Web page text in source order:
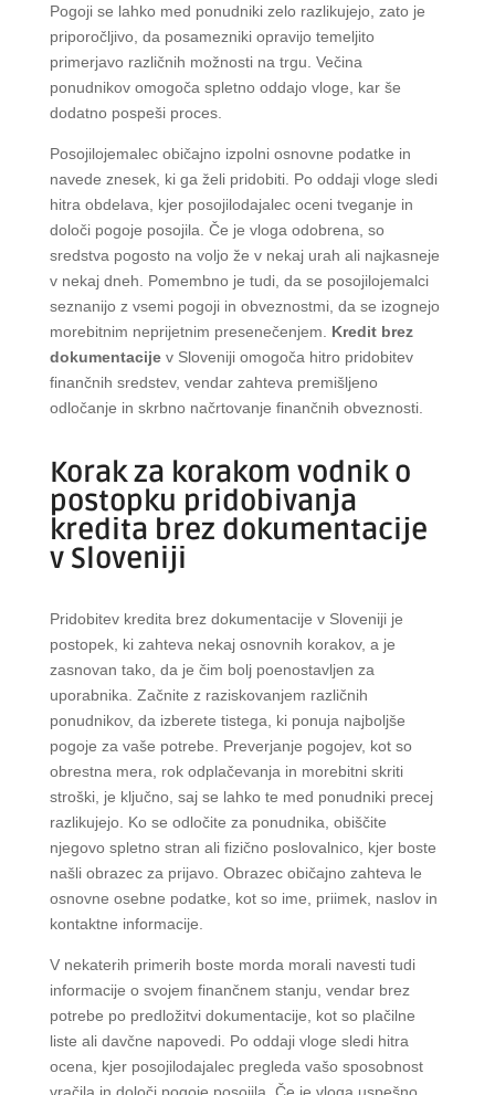
Pogoji se lahko med ponudniki zelo razlikujejo, zato je
priporočljivo, da posamezniki opravijo temeljito
primerjavo različnih možnosti na trgu. Večina
ponudnikov omogoča spletno oddajo vloge, kar še
dodatno pospeši proces.
Posojilojemalec običajno izpolni osnovne podatke in
navede znesek, ki ga želi pridobiti. Po oddaji vloge sledi
hitra obdelava, kjer posojilodajalec oceni tveganje in
določi pogoje posojila. Če je vloga odobrena, so
sredstva pogosto na voljo že v nekaj urah ali najkasneje
v nekaj dneh. Pomembno je tudi, da se posojilojemalci
seznanijo z vsemi pogoji in obveznostmi, da se izognejo
morebitnim neprijetnim presenečenjem. Kredit brez
dokumentacijev Sloveniji omogoča hitro pridobitev
finančnih sredstev, vendar zahteva premišljeno
odločanje in skrbno načrtovanje finančnih obveznosti.
Korak za korakom vodnik o
postopku pridobivanja
kredita brez dokumentacije
v Sloveniji
Pridobitev kredita brez dokumentacije v Sloveniji je
postopek, ki zahteva nekaj osnovnih korakov, a je
zasnovan tako, da je čim bolj poenostavljen za
uporabnika. Začnite z raziskovanjem različnih
ponudnikov, da izberete tistega, ki ponuja najboljše
pogoje za vaše potrebe. Preverjanje pogojev, kot so
obrestna mera, rok odplačevanja in morebitni skriti
stroški, je ključno, saj se lahko te med ponudniki precej
razlikujejo. Ko se odločite za ponudnika, obiščite
njegovo spletno stran ali fizično poslovalnico, kjer boste
našli obrazec za prijavo. Obrazec običajno zahteva le
osnovne osebne podatke, kot so ime, priimek, naslov in
kontaktne informacije.
V nekaterih primerih boste morda morali navesti tudi
informacije o svojem finančnem stanju, vendar brez
potrebe po predložitvi dokumentacije, kot so plačilne
liste ali davčne napovedi. Po oddaji vloge sledi hitra
ocena, kjer posojilodajalec pregleda vašo sposobnost
vračila in določi pogoje posojila. Če je vloga uspešno